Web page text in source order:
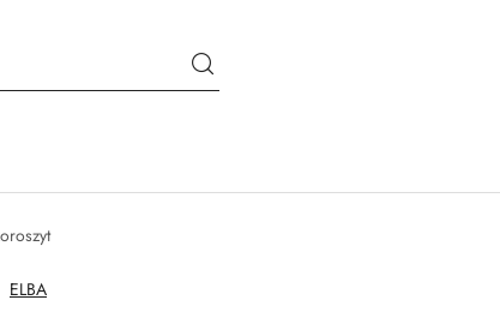
NAZWA
PRODUCENTA:
ELBA